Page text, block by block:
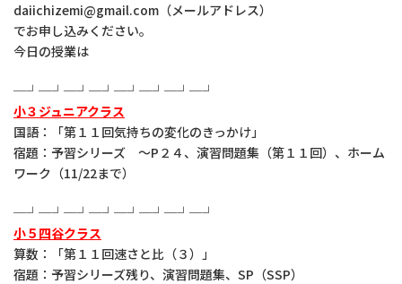
daiichizemi@gmail.com（メールアドレス）
でお申し込みください。
今日の授業は
─┘─┘─┘─┘─┘─┘─┘─┘
小３ジュニアクラス
国語：「第１１回気持ちの変化のきっかけ」
宿題：予習シリーズ ～P２４、演習問題集（第１１回）、ホーム
ワーク（11/22まで）
─┘─┘─┘─┘─┘─┘─┘─┘
小５四谷クラス
算数：「第１１回速さと比（３）」
宿題：予習シリーズ残り、演習問題集、SP（SSP）